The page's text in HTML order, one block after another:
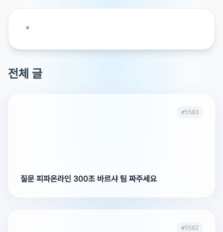
전체 글
#5503
질문 피파온라인 300조 바르샤 팀 짜주세요
#5502